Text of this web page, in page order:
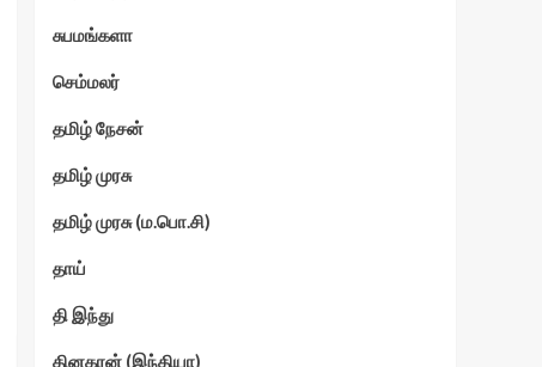
சுபமங்களா
செம்மலர்
தமிழ் நேசன்
தமிழ் முரசு
தமிழ் முரசு (ம.பொ.சி)
தாய்
தி இந்து
தினகரன் (இந்தியா)